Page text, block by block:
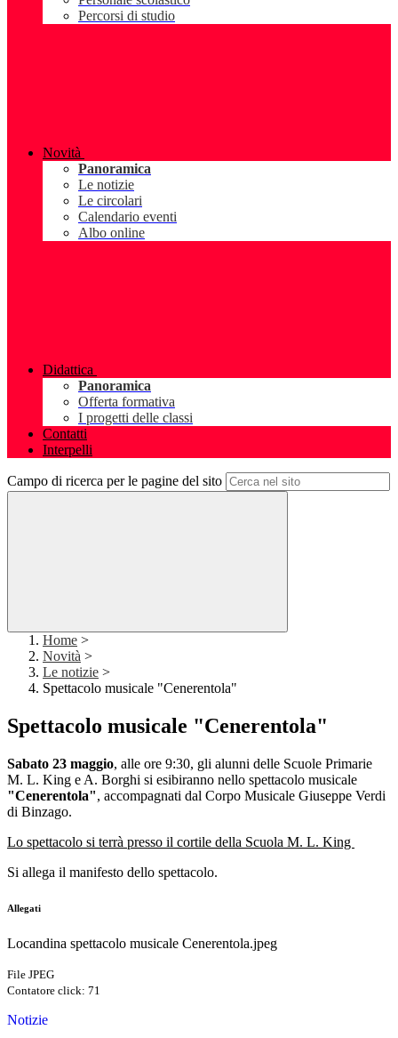
Percorsi di studio
Novità
Panoramica
Le notizie
Le circolari
Calendario eventi
Albo online
Didattica
Panoramica
Offerta formativa
I progetti delle classi
Contatti
Interpelli
Campo di ricerca per le pagine del sito
Home >
Novità >
Le notizie >
Spettacolo musicale "Cenerentola"
Spettacolo musicale "Cenerentola"
Sabato 23 maggio, alle ore 9:30, gli alunni delle Scuole Primarie
M. L. King e A. Borghi si esibiranno nello spettacolo musicale
"Cenerentola", accompagnati dal Corpo Musicale Giuseppe Verdi
di Binzago.
Lo spettacolo si terrà presso il cortile della Scuola M. L. King
Si allega il manifesto dello spettacolo.
Allegati
Locandina spettacolo musicale Cenerentola.jpeg
File JPEG
Contatore click: 71
Notizie